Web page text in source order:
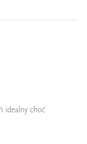
idealny choć